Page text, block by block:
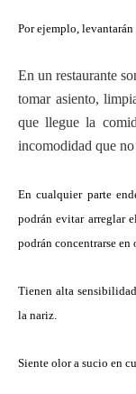
Por ejemplo,
En un restaurante
tomar asiento,
que llegue la
incomodidad que
En cualquier parte
podrán evitar arreglar
podrán concentrarse en
Tienen alta
la nariz.
Siente olor a sucio en